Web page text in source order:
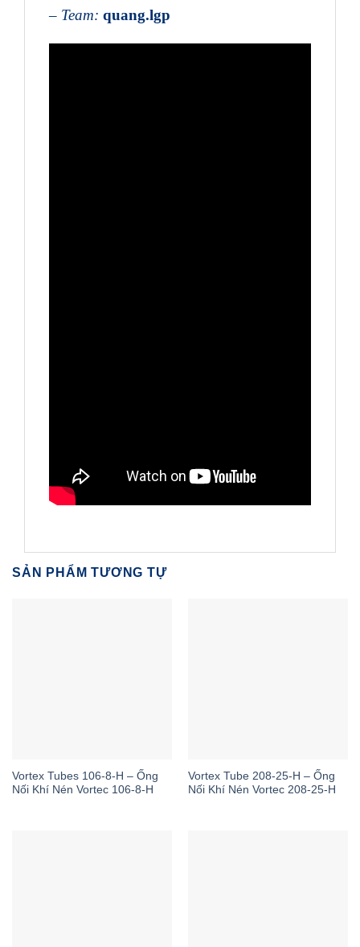
– Team: quang.lgp
SẢN PHẨM TƯƠNG TỰ
Vortex Tubes 106-8-H – Ống
Nối Khí Nén Vortec 106-8-H
Vortex Tube 208-25-H – Ống
Nối Khí Nén Vortec 208-25-H